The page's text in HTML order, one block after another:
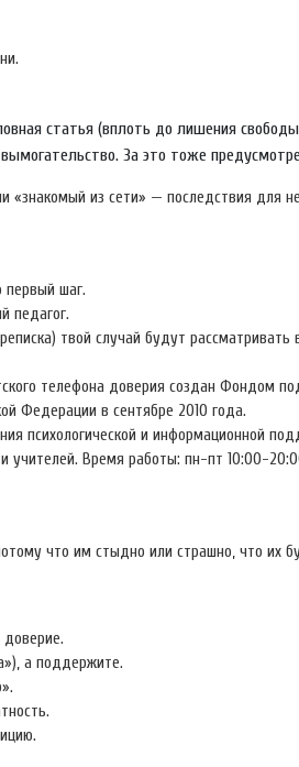
статья (вплоть до лишения
За это тоже
«знакомый из сети» — последствия для
первый шаг.
педагог.
твой случай будут рассматривать
телефона доверия создан Фондом
Федерации в сентябре 2010 года.
психологической и информационной
учителей. Время работы: пн-пт 10:00-
что им стыдно или страшно, что их
доверие.
а поддержите.